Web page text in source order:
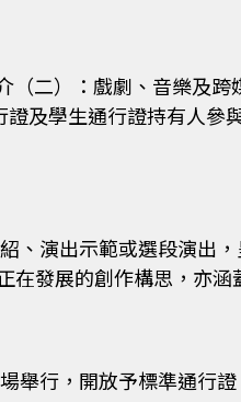
二）：戲劇、音樂及跨
及學生通行證持有人參
、演出示範或選段演出
在發展的創作構思，亦
舉行，開放予標準通行